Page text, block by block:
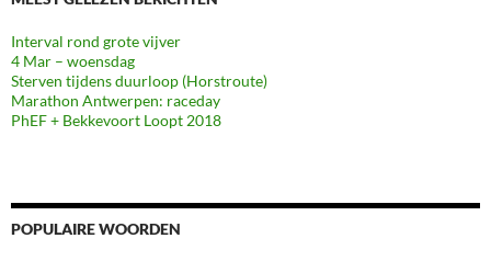
Interval rond grote vijver
4 Mar – woensdag
Sterven tijdens duurloop (Horstroute)
Marathon Antwerpen: raceday
PhEF + Bekkevoort Loopt 2018
POPULAIRE WOORDEN